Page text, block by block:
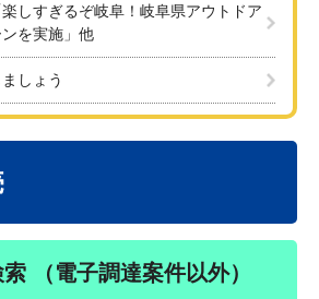
しすぎるぞ岐阜！岐阜県アウトドア
を実施」他
しょう
（電子調達案件以外）